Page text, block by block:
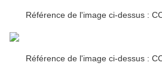
Référence de l'image ci-dessus :
Référence de l'image ci-dessus :